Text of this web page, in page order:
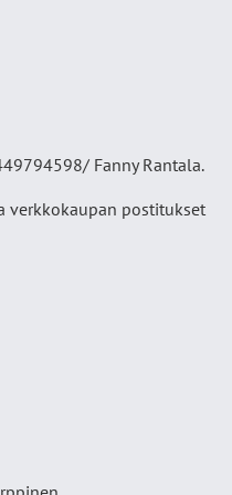
Fanny Rantala.
verkkokaupan postitukset